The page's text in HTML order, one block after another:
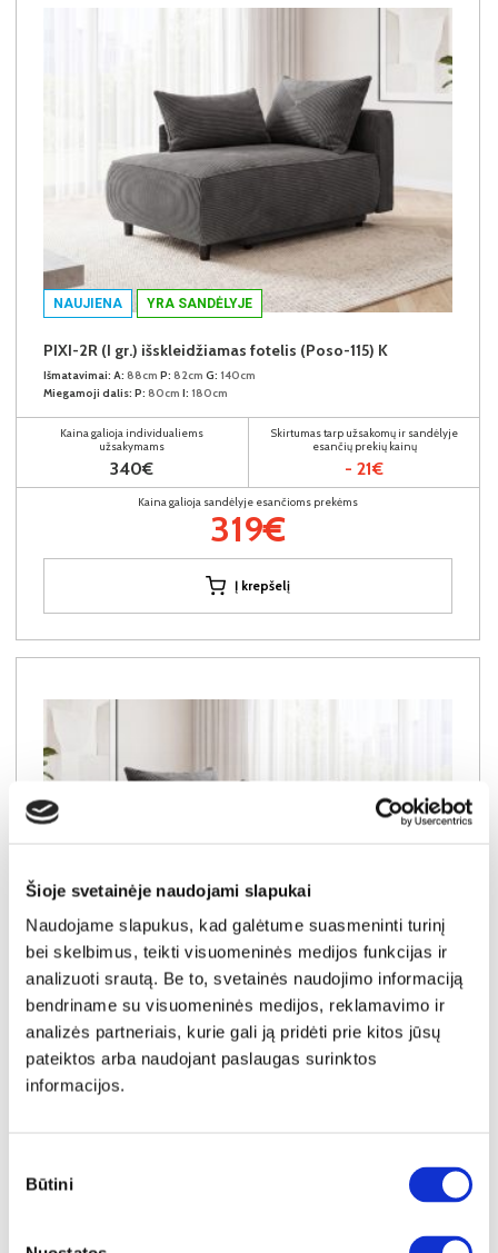
Šioje svetainėje naudojami slapukai
Naudojame slapukus, kad galėtume suasmeninti turinį
bei skelbimus, teikti visuomeninės medijos funkcijas ir
analizuoti srautą. Be to, svetainės naudojimo informaciją
bendriname su visuomeninės medijos, reklamavimo ir
analizės partneriais, kurie gali ją pridėti prie kitos jūsų
pateiktos arba naudojant paslaugas surinktos
informacijos.
pasirinkimas
Būtini
NAUJIENA YRA SANDĖLYJE
PIXI-2R (I gr.) išskleidžiamas fotelis (Poso-115) K
Išmatavimai: A: 88cm P: 82cm G: 140cm
Miegamoji dalis: P: 80cm I: 180cm
Kaina galioja individualiems
užsakymams
340€
Skirtumas tarp užsakomų ir sandėlyje
esančių prekių kainų
- 21€
Kaina galioja sandėlyje esančioms prekėms
319€
Į krepšelį
NAUJIENA YRA SANDĖLYJE
PIXI-2R (I gr.) išskleidžiamas fotelis (Poso-115) D
Išmatavimai:A:88cmP:82cm G: 140cm
Miegamoji dalis: